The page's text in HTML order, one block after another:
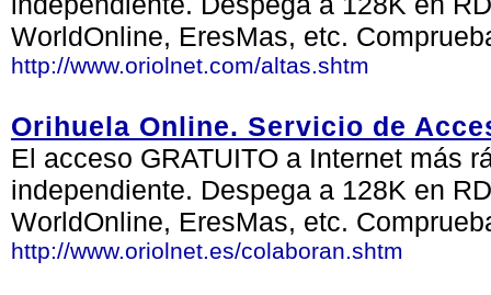
WorldOnline, EresMas, etc.
http://www.oriolnet.com/altas.shtm
Orihuela Online. Servicio de
El acceso GRATUITO a Internet más
independiente. Despega a 128K en
WorldOnline, EresMas, etc.
http://www.oriolnet.es/colaboran.shtm